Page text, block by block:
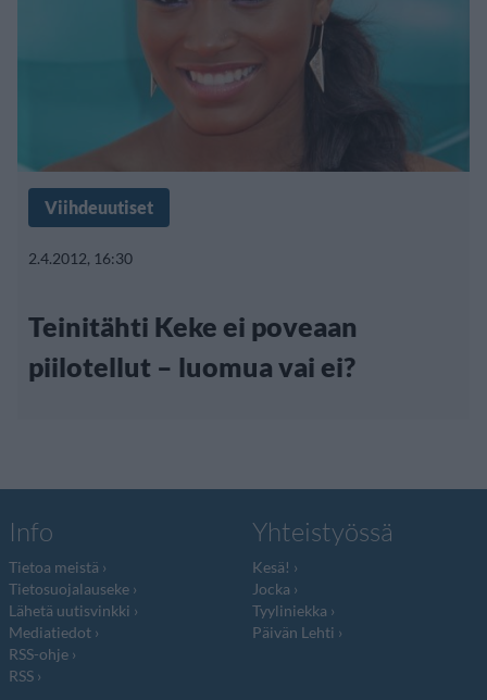
Viihdeuutiset
2.4.2012, 16:30
Teinitähti Keke ei poveaan
piilotellut – luomua vai ei?
Info
Tietoa meistä
Tietosuojalauseke
Lähetä uutisvinkki
Mediatiedot
RSS-ohje
RSS
Yhteistyössä
Kesä!
Jocka
Tyyliniekka
Päivän Lehti